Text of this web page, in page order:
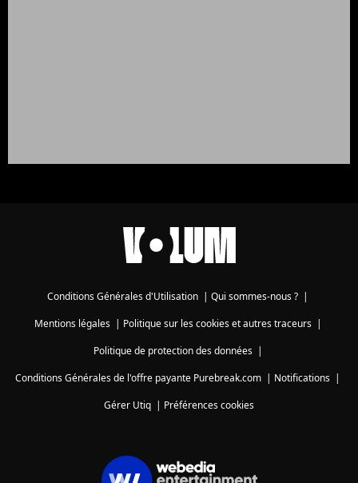
Conditions Générales d'Utilisation | Qui sommes-nous ? |
Mentions légales| Politique sur les cookies et autres traceurs|
Politique de protection des données|
Conditions Générales de l'offre payante Purebreak.com | Notifications |
Gérer Utiq | Préférences cookies